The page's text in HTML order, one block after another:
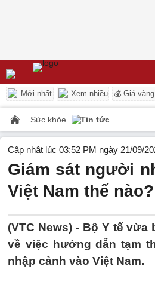
Mới nhất Xem nhiều 💰 Giá vàng
Sức khỏe Tin tức
Cập nhật lúc 03:52 PM ngày 21/09/
Giám sát người
Việt Nam thế nào?
(VTC News) - Bộ Y tế vừa
về việc hướng dẫn tạm
nhập cảnh vào Việt Nam.